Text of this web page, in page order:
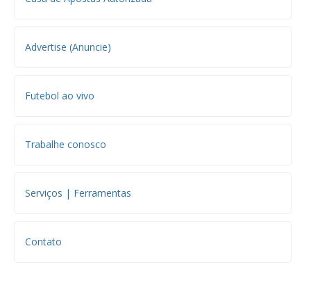
Advertise (Anuncie)
Futebol ao vivo
Trabalhe conosco
Serviços | Ferramentas
Contato